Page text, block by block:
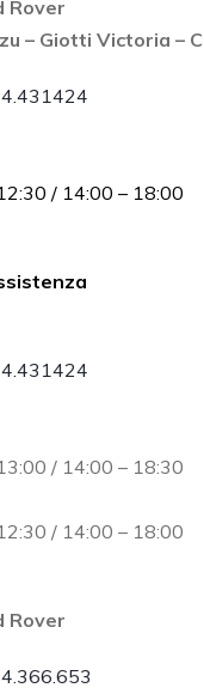
Rover
– Giotti Victoria –
/ 14:00 – 18:00
/ 14:00 – 18:30
/ 14:00 – 18:00
Rover